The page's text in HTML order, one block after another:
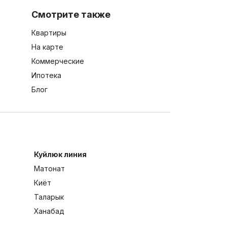
Смотрите также
Квартиры
На карте
Коммерческие
Ипотека
Блог
Куйлюк линия
Матонат
Киёт
Таларык
Ханабад